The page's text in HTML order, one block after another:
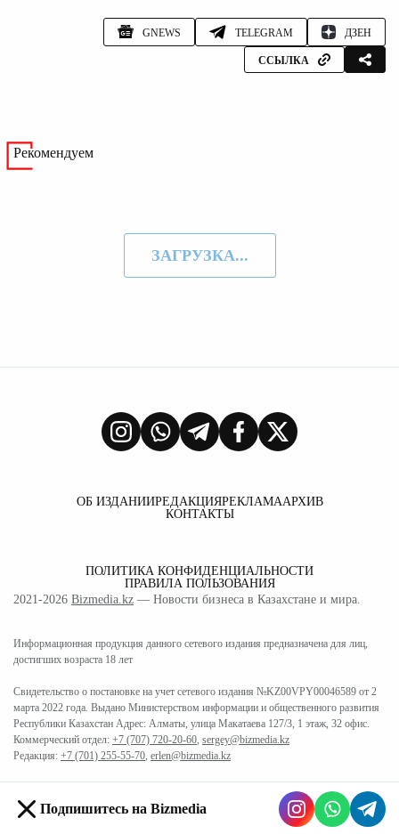
GNEWS TELEGRAM ДЗЕН
ССЫЛКА
Рекомендуем
ЗАГРУЗКА...
ОБ ИЗДАНИИРЕДАКЦИЯРЕКЛАМААРХИВ
КОНТАКТЫ
ПОЛИТИКА КОНФИДЕНЦИАЛЬНОСТИ
ПРАВИЛА ПОЛЬЗОВАНИЯ
2021-2026 Bizmedia.kz — Новости бизнеса в Казахстане и мира.
Информационная продукция данного сетевого издания предназначена для лиц,
достигших возраста 18 лет
Свидетельство о постановке на учет сетевого издания №KZ00VPY00046589 от 2
марта 2022 года. Выдано Министерством информации и общественного развития
Республики Казахстан Адрес: Алматы, улица Макатаева 127/3, 1 этаж, 32 офис.
Коммерческий отдел: +7 (707) 720-20-60 sergey@bizmedia.kz
Редакция: +7 (701) 255-55-70 erlen@bizmedia.kz
Подпишитесь на Bizmedia